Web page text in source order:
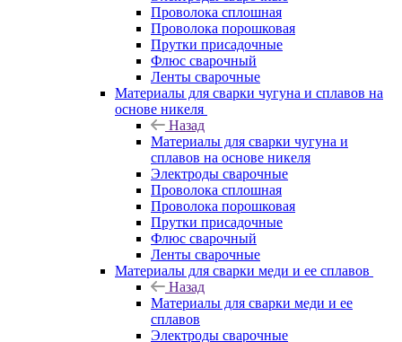
Проволока сплошная
Проволока порошковая
Прутки присадочные
Флюс сварочный
Ленты сварочные
Материалы для сварки чугуна и сплавов на
основе никеля
Назад
Материалы для сварки чугуна и
сплавов на основе никеля
Электроды сварочные
Проволока сплошная
Проволока порошковая
Прутки присадочные
Флюс сварочный
Ленты сварочные
Материалы для сварки меди и ее сплавов
Назад
Материалы для сварки меди и ее
сплавов
Электроды сварочные